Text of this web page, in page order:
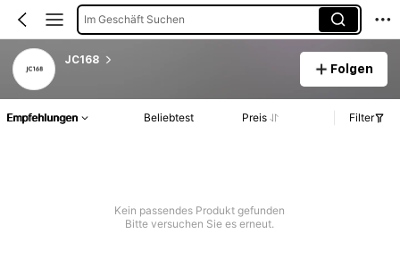
Im Geschäft Suchen
JC168
Folgen
Empfehlungen Beliebtest Preis Filter
Kein passendes Produkt gefunden
Bitte versuchen Sie es erneut.